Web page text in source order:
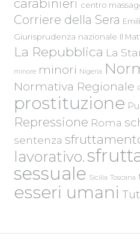
carabinieri centro
Corriere della Sera
Giurisprudenza nazionale Il
La Repubblica La
minore minori Nigeria
Normativa Regionale
prostituzione
Repressione Roma
sentenza
lavorativo.
sessuale Sicilia Toscana
esseri umani